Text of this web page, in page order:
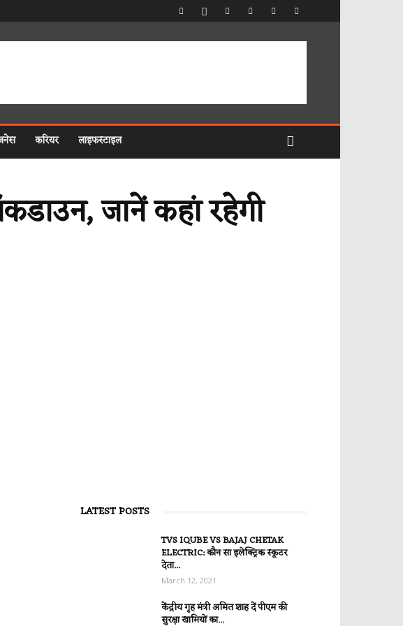
करियर लाइफस्टाइल
जानें कहां रहेगी
LATEST POSTS
TVS IQUBE VS BAJAJ CHETAK
ELECTRIC: कौन सा इलेक्ट्रिक स्कूटर
देता...
March 12, 2021
केंद्रीय गृह मंत्री अमित शाह दें पीएम की
सुरक्षा खामियों का...